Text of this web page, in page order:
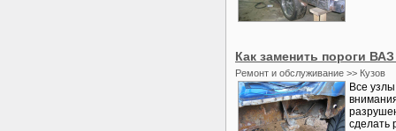
Как заменить пороги ВАЗ
Ремонт и обслуживание >> Кузов
Все
сделать